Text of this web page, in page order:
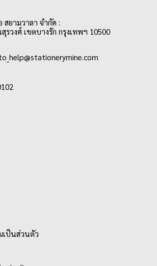
สยามวาลา จำกัด :
รวงศ์ เขตบางรัก กรุงเทพฯ 10500
เป็นส่วนตัว